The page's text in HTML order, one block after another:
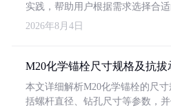
实践，帮助用户根据需求选择合适
2026年8月4日
M20化学锚栓尺寸规格及抗拔
本文详细解析M20化学锚栓的尺
括螺杆直径、钻孔尺寸等参数，